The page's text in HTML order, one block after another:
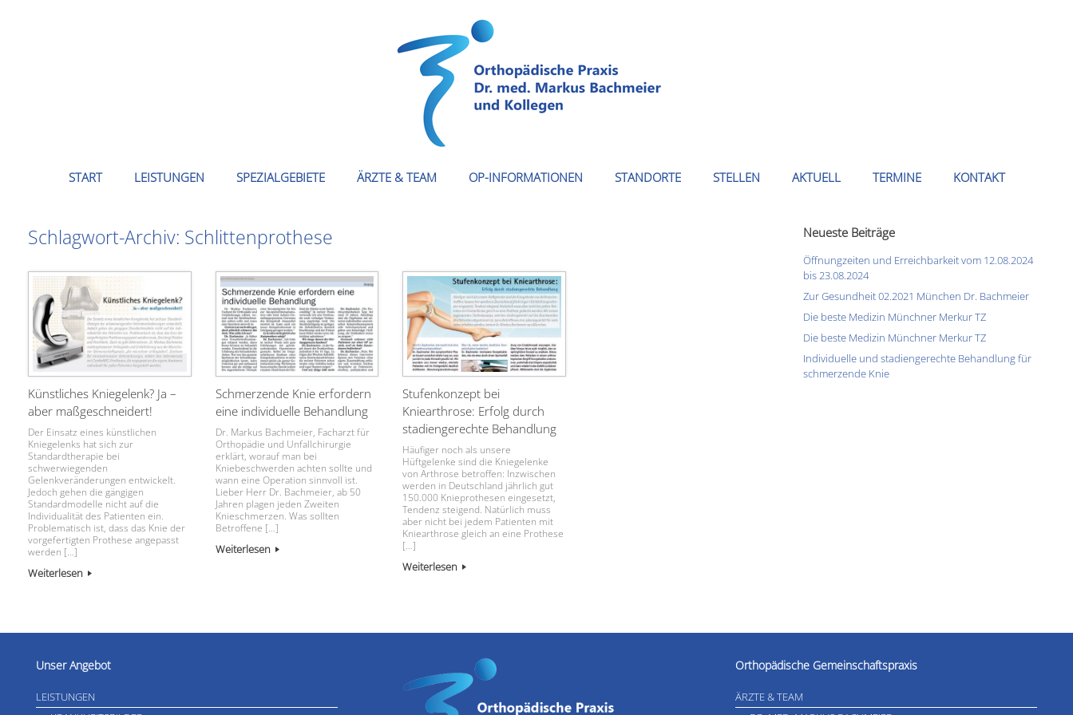
START LEISTUNGEN SPEZIALGEBIETE ÄRZTE & TEAM OP-INFORMATIONEN STANDORTE STELLEN AKTUELL TERMINE KONTAKT
Schlagwort-Archiv: Schlittenprothese
Künstliches Kniegelenk? Ja –
aber maßgeschneidert!
Der Einsatz eines künstlichen
Kniegelenks hat sich zur
Standardtherapie bei
schwerwiegenden
Gelenkveränderungen entwickelt.
Jedoch gehen die gängigen
Standardmodelle nicht auf die
Individualität des Patienten ein.
Problematisch ist, dass das Knie der
vorgefertigten Prothese angepasst
werden […]
Weiterlesen
Schmerzende Knie erfordern
eine individuelle Behandlung
Dr. Markus Bachmeier, Facharzt für
Orthopädie und Unfallchirurgie
erklärt, worauf man bei
Kniebeschwerden achten sollte und
wann eine Operation sinnvoll ist.
Lieber Herr Dr. Bachmeier, ab 50
Jahren plagen jeden Zweiten
Knieschmerzen. Was sollten
Betroffene […]
Weiterlesen
Stufenkonzept bei
Kniearthrose: Erfolg durch
stadiengerechte Behandlung
Häufiger noch als unsere
Hüftgelenke sind die Kniegelenke
von Arthrose betroffen: Inzwischen
werden in Deutschland jährlich gut
150.000 Knieprothesen eingesetzt,
Tendenz steigend. Natürlich muss
aber nicht bei jedem Patienten mit
Kniearthrose gleich an eine Prothese
[…]
Weiterlesen
Neueste Beiträge
Öffnungzeiten und Erreichbarkeit vom 12.08.2024
bis 23.08.2024
Zur Gesundheit 02.2021 München Dr. Bachmeier
Die beste Medizin Münchner Merkur TZ
Die beste Medizin Münchner Merkur TZ
Individuelle und stadiengerechte Behandlung für
schmerzende Knie
Unser Angebot
LEISTUNGEN
Orthopädische Gemeinschaftspraxis
ÄRZTE & TEAM